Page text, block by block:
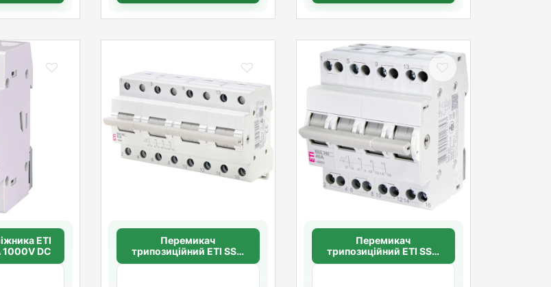
ETI
1000V DC
Перемикач
трипозиційний ETI SSQ
463 "1-0-2", 4p 63A
Перемикач
трипозиційний ETI SSQ
440 "1-0-2", 4p 40A